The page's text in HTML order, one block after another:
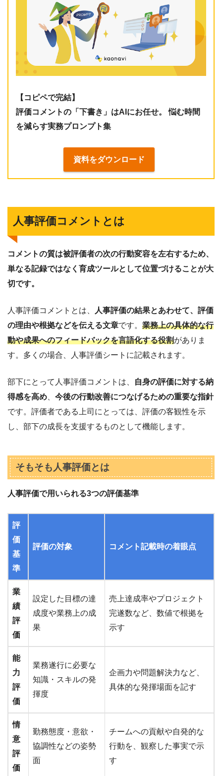
【コピペで完結】
評価コメントの「下書き」はAIにお任せ。 悩む時間
を減らす実務プロンプト集
資料をダウンロード
人事評価コメントとは
コメントの質は被評価者の次の行動変容を左右するため、
単なる記録ではなく育成ツールとして位置づけることが大
切です。
人事評価コメントとは、
人事評価の結果とあわせて、評価
の理由や根拠などを伝える文章です。 業務上の具体的な行
動や成果へのフィードバックを言語化する役割がありま
す。多くの場合、人事評価シートに記載されます。
部下にとって人事評価コメントは、
自身の評価に対する納
得感を高め
今後の行動改善につなげるための重要な指針
です。評価者である上司にとっては、評価の客観性を示
し、部下の成長を支援するものとして機能します。
そもそも人事評価とは
人事評価で用いられる3つの評価基準
評
価
基
準
評価の対象 コメント記載時の着眼点
業
績
評
価
設定した目標の達
成度や業務上の成
果
売上達成率やプロジェクト
完遂数など、数値で根拠を
示す
能
力
評
価
業務遂行に必要な
知識・スキルの発
揮度
企画力や問題解決力など、
具体的な発揮場面を記す
情
意
評
価
勤務態度・意欲・
協調性などの姿勢
面
チームへの貢献や自発的な
行動を、観察した事実で示
す